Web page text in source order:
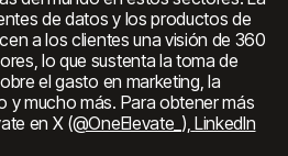
de datos y los productos de
a los clientes una visión de 360
lo que sustenta la toma de
el gasto en marketing, la
y mucho más. Para obtener más
en X (@OneElevate_ ), LinkedIn